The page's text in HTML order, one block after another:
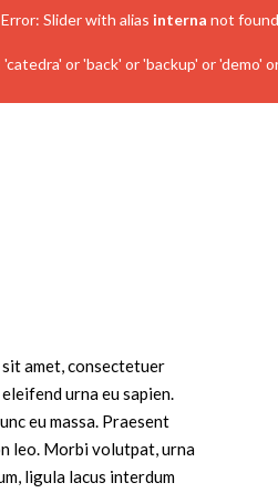
Slider with alias interna not
'catedra' or 'back' or 'backup' or 'demo'
amet, consectetuer
urna eu sapien.
eu massa. Praesent
leo. Morbi volutpat, urna
ligula lacus interdum